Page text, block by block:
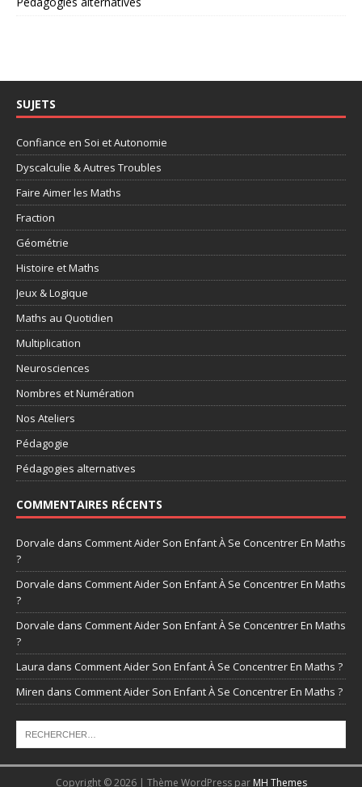
SUJETS
Confiance en Soi et Autonomie
Dyscalculie & Autres Troubles
Faire Aimer les Maths
Fraction
Géométrie
Histoire et Maths
Jeux & Logique
Maths au Quotidien
Multiplication
Neurosciences
Nombres et Numération
Nos Ateliers
Pédagogie
Pédagogies alternatives
COMMENTAIRES RÉCENTS
Dorvale dans Comment Aider Son Enfant À Se Concentrer En Maths
?
Dorvale dans Comment Aider Son Enfant À Se Concentrer En Maths
?
Dorvale dans Comment Aider Son Enfant À Se Concentrer En Maths
?
Laura dans Comment Aider Son Enfant À Se Concentrer En Maths ?
Miren dans Comment Aider Son Enfant À Se Concentrer En Maths ?
Copyright © 2026 | Thème WordPress par MH Themes